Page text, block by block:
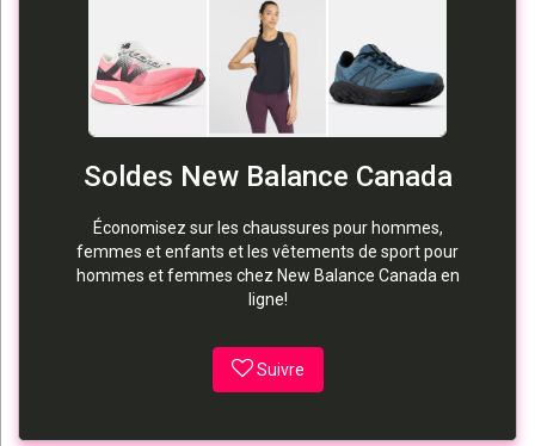
Soldes New Balance Canada
Économisez sur les chaussures pour hommes,
femmes et enfants et les vêtements de sport pour
hommes et femmes chez New Balance Canada en
ligne!
Suivre